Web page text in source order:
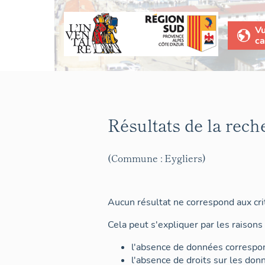
Résultats de la
(Commune : Eygliers)
Aucun résultat ne correspond aux
Cela peut s'expliquer par les
l'absence de données
l'absence de droits sur les